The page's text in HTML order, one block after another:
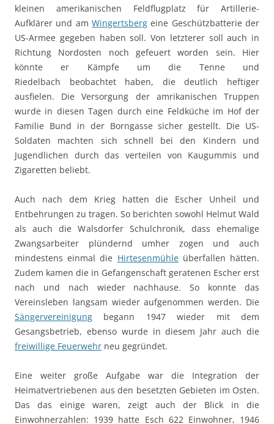
kleinen amerikanischen Feldflugplatz für Artillerie-
Aufklärer und am Wingertsberg eine Geschützbatterie der
US-Armee gegeben haben soll. Von letzterer soll auch in
Richtung Nordosten noch gefeuert worden sein. Hier
könnte er Kämpfe um die Tenne und
Riedelbach beobachtet haben, die deutlich heftiger
ausfielen. Die Versorgung der amrikanischen Truppen
wurde in diesen Tagen durch eine Feldküche im Hof der
Familie Bund in der Borngasse sicher gestellt. Die US-
Soldaten machten sich schnell bei den Kindern und
Jugendlichen durch das verteilen von Kaugummis und
Zigaretten beliebt.
Auch nach dem Krieg hatten die Escher Unheil und
Entbehrungen zu tragen. So berichten sowohl Helmut Wald
als auch die Walsdorfer Schulchronik, dass ehemalige
Zwangsarbeiter plündernd umher zogen und auch
mindestens einmal die Hirtesenmühleüberfallen hätten.
Zudem kamen die in Gefangenschaft geratenen Escher erst
nach und nach wieder nachhause. So konnte das
Vereinsleben langsam wieder aufgenommen werden. Die
Sängervereinigung begann 1947 wieder mit dem
Gesangsbetrieb, ebenso wurde in diesem Jahr auch die
freiwillige Feuerwehr neu gegründet.
Eine weiter große Aufgabe war die Integration der
Heimatvertriebenen aus den besetzten Gebieten im Osten.
Das das einige waren, zeigt auch der Blick in die
Einwohnerzahlen: 1939 hatte Esch 622 Einwohner, 1946